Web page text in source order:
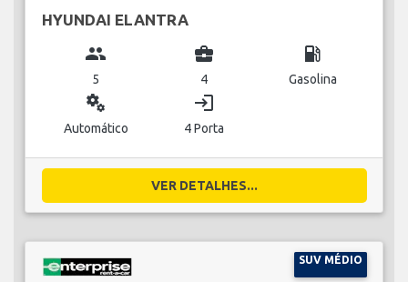
HYUNDAI ELANTRA
group
5
business_center
4
local_gas_station
Gasolina
miscellaneous_services
Automático
login
4 Porta
VER DETALHES...
SUV MÉDIO